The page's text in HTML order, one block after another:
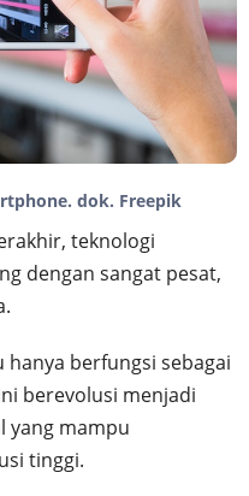
dok. Freepik
teknologi
dengan sangat pesat,
berfungsi sebagai
berevolusi menjadi
yang mampu
tinggi.